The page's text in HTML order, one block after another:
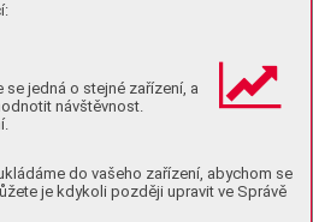
jedná o stejné zařízení, a
návštěvnost.
do vašeho zařízení, abychom se
je kdykoli později upravit ve Správě